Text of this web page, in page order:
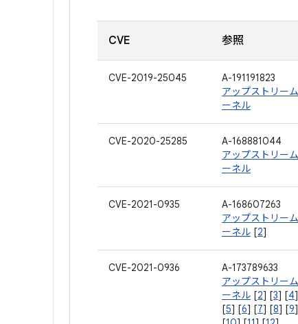
CVE 参照
CVE-2019-25045
A-191191823
アップストリー
ーネル
CVE-2020-25285
A-168881044
アップストリー
ーネル
CVE-2021-0935
A-168607263
アップストリー
ーネル [2]
CVE-2021-0936
A-173789633
アップストリー
ーネル [2] [3] [4]
[5] [6] [7] [8] [9]